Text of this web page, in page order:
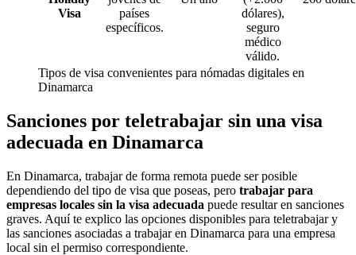
Visa
países
específicos.
dólares),
seguro
médico
válido.
Tipos de visa convenientes para nómadas digitales en
Dinamarca
Sanciones por teletrabajar sin una visa
adecuada en Dinamarca
En Dinamarca, trabajar de forma remota puede ser posible
dependiendo del tipo de visa que poseas, pero trabajar para
empresas locales sin la visa adecuada puede resultar en sanciones
graves. Aquí te explico las opciones disponibles para teletrabajar y
las sanciones asociadas a trabajar en Dinamarca para una empresa
local sin el permiso correspondiente.